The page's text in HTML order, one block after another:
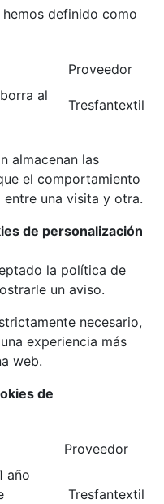
definido como
Proveedor
al
Tresfantextil
almacenan las
el comportamiento
una visita y otra.
de personalización
la política de
un aviso.
necesario,
experiencia más
web.
de
Proveedor
año
Tresfantextil